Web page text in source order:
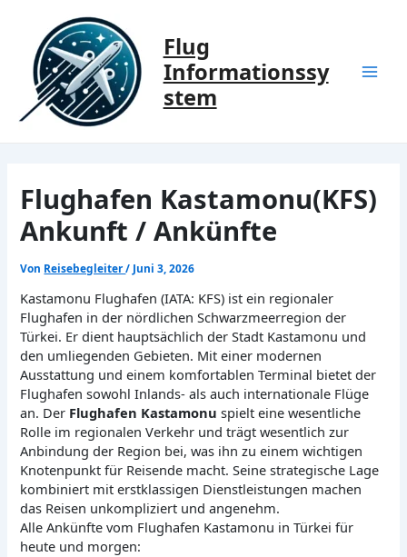
springen
Flug
Informationssy
stem
Flughafen Kastamonu(KFS)
Ankunft / Ankünfte
Von Reisebegleiter/ Juni 3, 2026
Kastamonu Flughafen (IATA: KFS) ist ein regionaler
Flughafen in der nördlichen Schwarzmeerregion der
Türkei. Er dient hauptsächlich der Stadt Kastamonu und
den umliegenden Gebieten. Mit einer modernen
Ausstattung und einem komfortablen Terminal bietet der
Flughafen sowohl Inlands- als auch internationale Flüge
an. Der Flughafen Kastamonu spielt eine wesentliche
Rolle im regionalen Verkehr und trägt wesentlich zur
Anbindung der Region bei, was ihn zu einem wichtigen
Knotenpunkt für Reisende macht. Seine strategische Lage
kombiniert mit erstklassigen Dienstleistungen machen
das Reisen unkompliziert und angenehm.
Alle Ankünfte vom Flughafen Kastamonu in Türkei für
heute und morgen: